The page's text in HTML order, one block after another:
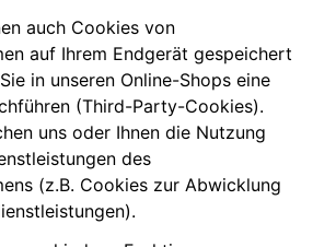
auch Cookies von
auf Ihrem Endgerät gespeichert
in unseren Online-Shops eine
(Third-Party-Cookies).
uns oder Ihnen die Nutzung
des
(z.B. Cookies zur Abwicklung